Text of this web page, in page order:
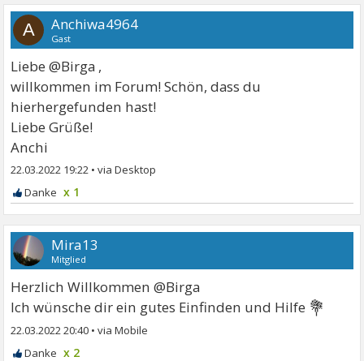
A Anchiwa4964
Gast
Liebe @Birga ,
willkommen im Forum! Schön, dass du
hierhergefunden hast!
Liebe Grüße!
Anchi
22.03.2022 19:22 •
x 1
Mira13
Mitglied
Herzlich Willkommen @Birga
Ich wünsche dir ein gutes Einfinden und Hilfe 💐
22.03.2022 20:40 •
x 2